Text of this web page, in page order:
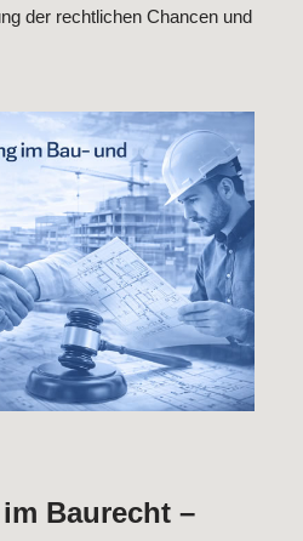
der rechtlichen Chancen und
Baurecht –